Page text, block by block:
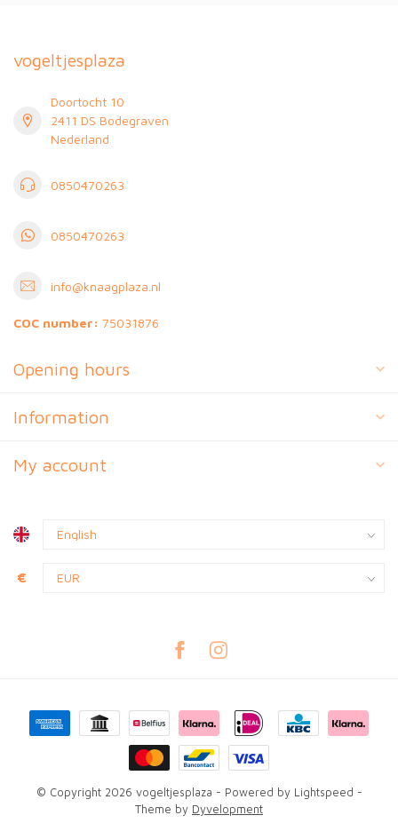
vogeltjesplaza
Doortocht 10
2411 DS Bodegraven
Nederland
0850470263
0850470263
info@knaagplaza.nl
COC number: 75031876
Opening hours
Information
My account
€
© Copyright 2026 vogeltjesplaza - Powered by Lightspeed -
Theme by Dyvelopment